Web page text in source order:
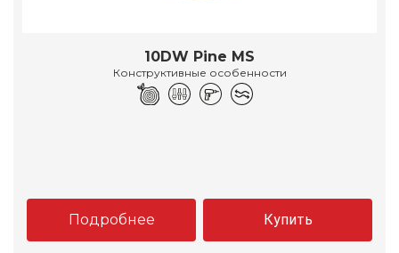
10DW Pine MS
Конструктивные особенности
Подробнее Купить